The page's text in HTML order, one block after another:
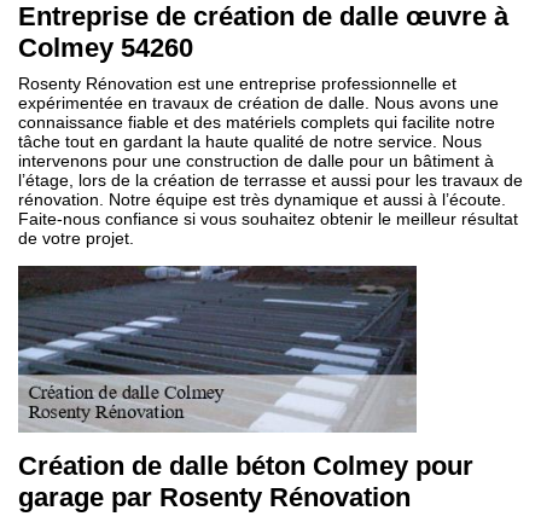
Entreprise de création de dalle œuvre à
Colmey 54260
Rosenty Rénovation est une entreprise professionnelle et
expérimentée en travaux de création de dalle. Nous avons une
connaissance fiable et des matériels complets qui facilite notre
tâche tout en gardant la haute qualité de notre service. Nous
intervenons pour une construction de dalle pour un bâtiment à
l’étage, lors de la création de terrasse et aussi pour les travaux de
rénovation. Notre équipe est très dynamique et aussi à l’écoute.
Faite-nous confiance si vous souhaitez obtenir le meilleur résultat
de votre projet.
Création de dalle béton Colmey pour
garage par Rosenty Rénovation